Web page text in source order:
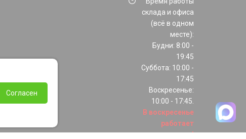
склада и офиса
(всё в одном
месте):
Будни: 8:00 -
19:45
Суббота: 10:00 -
17:45
Воскресенье:
10:00 - 17:45.
В воскресенье
работает
только шоурум!
Согласен